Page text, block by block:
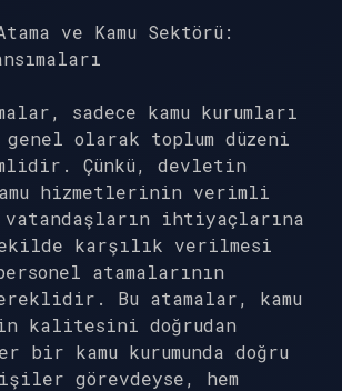
ve Kamu Sektörü:
sadece kamu kurumları
olarak toplum düzeni
Çünkü, devletin
hizmetlerinin verimli
ihtiyaçlarına
karşılık verilmesi
atamalarının
Bu atamalar, kamu
kalitesini doğrudan
bir kamu kurumunda doğru
görevdeyse, hem